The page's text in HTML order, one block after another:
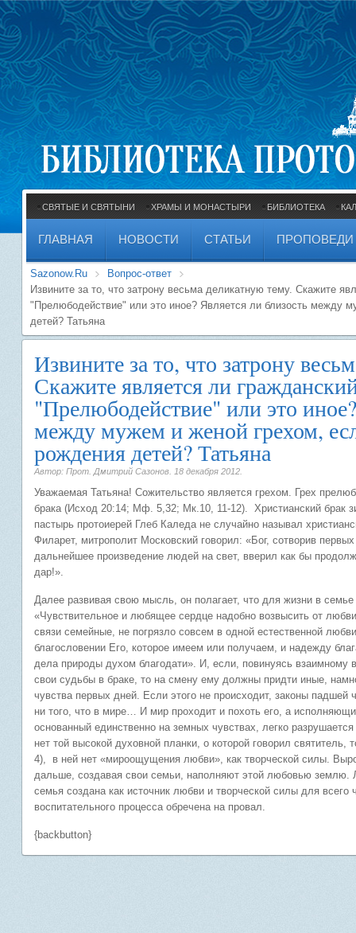
СВЯТЫЕ И СВЯТЫНИ ХРАМЫ И МОНАСТЫРИ БИБЛИОТЕКА
ГЛАВНАЯ НОВОСТИ СТАТЬИ ПРОПОВЕДИ
Sazonow.Ru
Вопрос-ответ
Извините за то, что затрону весьма деликатную тему. Скажите
"Прелюбодействие" или это иное? Является ли близость между
детей? Татьяна
Извините за то, что затрону
Скажите является ли
"Прелюбодействие" или это
между мужем и женой грехом,
рождения детей? Татьяна
Автор: Прот. Дмитрий Сазонов. 18 декабря 2012
Уважаемая Татьяна! Сожительство является грехом. Грех
брака (Исход 20:14; Мф. 5,32; Мк.10, 11-12). Христианский брак
пастырь протоиерей Глеб Каледа не случайно называл
Филарет, митрополит Московский говорил: «Бог, сотворив
дальнейшее произведение людей на свет, вверил как бы
дар!».
Далее развивая свою мысль, он полагает, что для жизни в
«Чувствительное и любящее сердце надобно возвысить от
связи семейные, не погрязло совсем в одной естественной
благословении Его, которое имеем или получаем, и надежду
дела природы духом благодати». И, если, повинуясь
свои судьбы в браке, то на смену ему должны придти иные,
чувства первых дней. Если этого не происходит, законы
ни того, что в мире… И мир проходит и похоть его, а
основанный единственно на земных чувствах, легко
нет той высокой духовной планки, о которой говорил
4), в ней нет «мироощущения любви», как творческой силы.
дальше, создавая свои семьи, наполняют этой любовью землю.
семья создана как источник любви и творческой силы для
воспитательного процесса обречена на провал.
{backbutton}